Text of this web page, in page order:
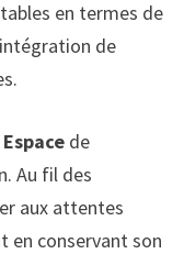
en termes de
de
de
Au fil des
aux attentes
en conservant son